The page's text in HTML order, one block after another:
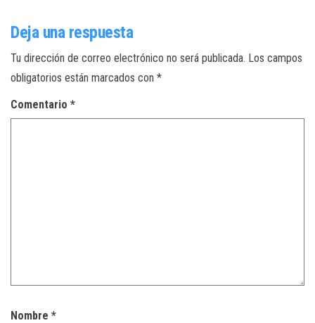
Deja una respuesta
Tu dirección de correo electrónico no será publicada. Los campos
obligatorios están marcados con *
Comentario *
Nombre *